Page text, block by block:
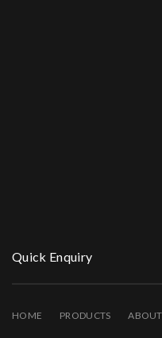
Quick Enquiry
HOME PRODUCTS